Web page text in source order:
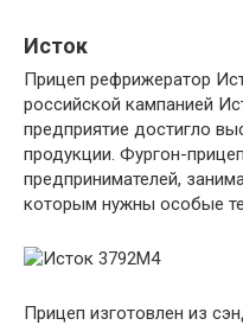
Исток
Прицеп рефрижератор
российской кампанией
предприятие достигло
продукции. Фургон-
предпринимателей,
которым нужны особые
Прицеп изготовлен из